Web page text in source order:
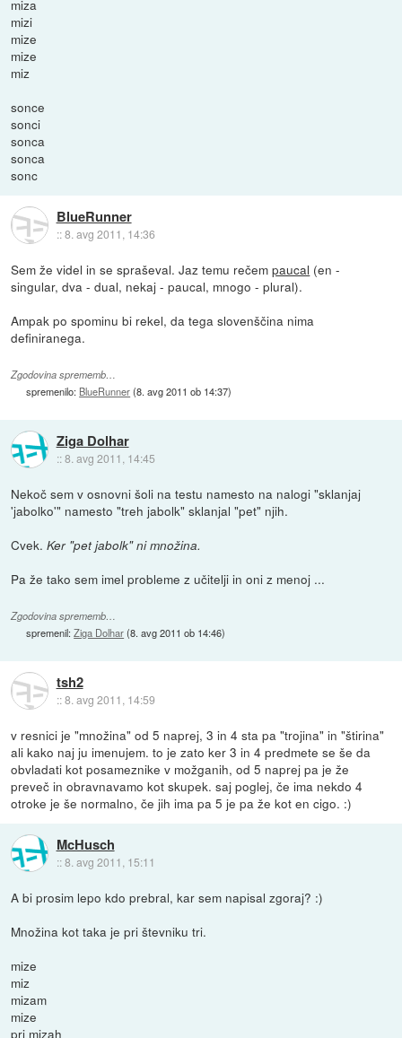
miza
mizi
mize
mize
miz
sonce
sonci
sonca
sonca
sonc
BlueRunner
::8. avg 2011, 14:36
Sem že videl in se spraševal. Jaz temu rečempaucal (en -
singular, dva - dual, nekaj - paucal, mnogo - plural).
Ampak po spominu bi rekel, da tega slovenščina nima
definiranega.
Zgodovina sprememb…
spremenilo: BlueRunner(8. avg 2011 ob 14:37)
Ziga Dolhar
::8. avg 2011, 14:45
Nekoč sem v osnovni šoli na testu namesto na nalogi "sklanjaj
'jabolko'" namesto "treh jabolk" sklanjal "pet" njih.
Cvek.Ker "pet jabolk" ni množina.
Pa že tako sem imel probleme z učitelji in oni z menoj ...
Zgodovina sprememb…
spremenil:Ziga Dolhar(8. avg 2011 ob 14:46)
tsh2
::8. avg 2011, 14:59
v resnici je "množina" od 5 naprej, 3 in 4 sta pa "trojina" in "štirina"
ali kako naj ju imenujem. to je zato ker 3 in 4 predmete se še da
obvladati kot posameznike v možganih, od 5 naprej pa je že
preveč in obravnavamo kot skupek. saj poglej, če ima nekdo 4
otroke je še normalno, če jih ima pa 5 je pa že kot en cigo. :)
McHusch
::8. avg 2011, 15:11
A bi prosim lepo kdo prebral, kar sem napisal zgoraj? :)
Množina kot taka je pri števniku tri.
mize
miz
mizam
mize
pri mizah